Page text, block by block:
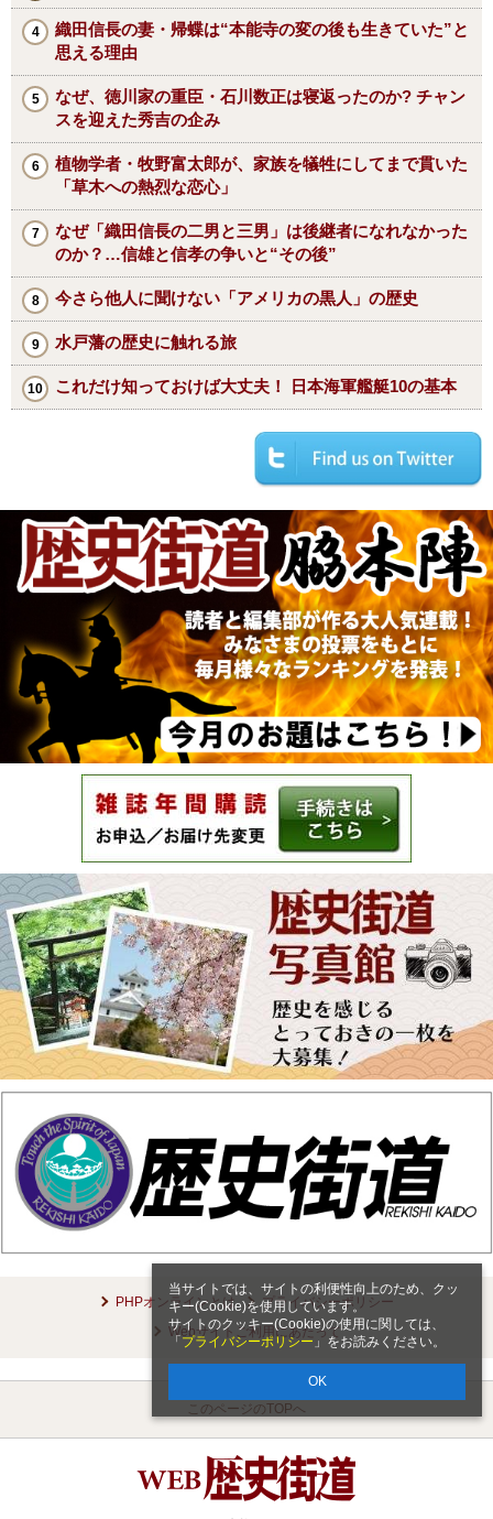
当サイトでは、サイトの利便性向上のため、クッ
キー(Cookie)を使用しています。
サイトのクッキー(Cookie)の使用に関しては、
「 プライバシーポリシー 」をお読みください。
OK
織田信長の妻・帰蝶は“本能寺の変の後も生きていた”と
思える理由
なぜ、徳川家の重臣・石川数正は寝返ったのか? チャン
スを迎えた秀吉の企み
植物学者・牧野富太郎が、家族を犠牲にしてまで貫いた
「草木への熱烈な恋心」
なぜ「織田信長の二男と三男」は後継者になれなかった
のか？…信雄と信孝の争いと“その後”
今さら他人に聞けない「アメリカの黒人」の歴史
水戸藩の歴史に触れる旅
これだけ知っておけば大丈夫！ 日本海軍艦艇10の基本
PHPオンラインとは
プライバシーポリシー
Webサイトご利用にあたって
このページのTOPへ